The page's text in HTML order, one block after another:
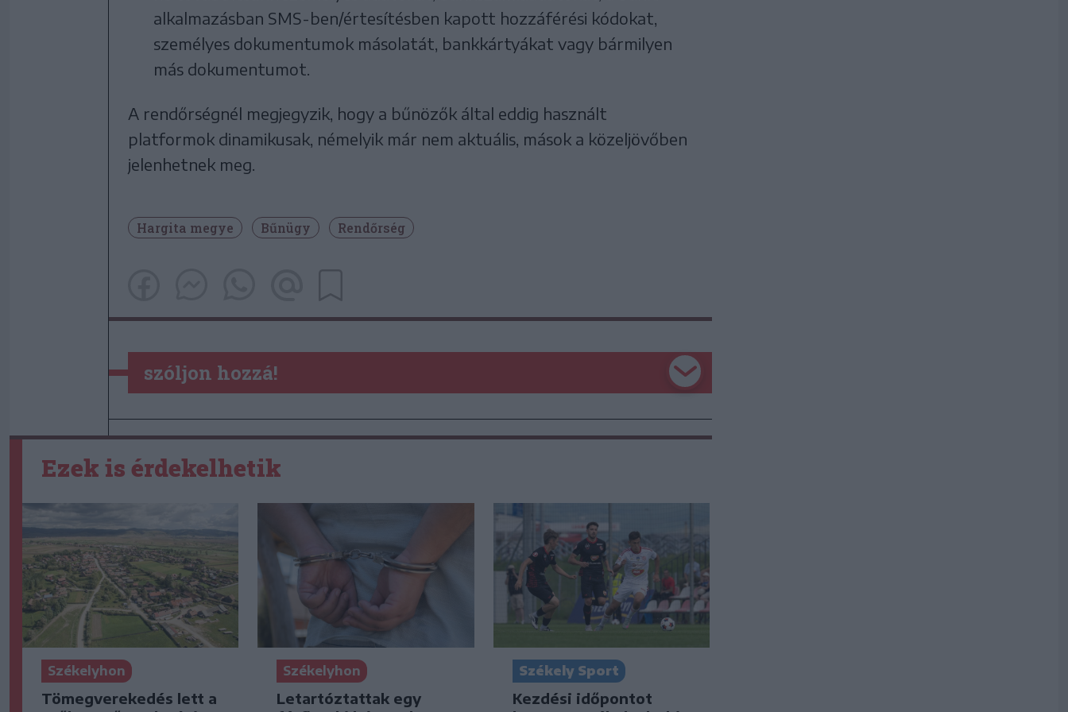
alkalmazásban SMS-ben/értesítésben kapott hozzáférési kódokat,
személyes dokumentumok másolatát, bankkártyákat vagy bármilyen
más dokumentumot.
A rendőrségnél megjegyzik, hogy a bűnözők által eddig használt
platformok dinamikusak, némelyik már nem aktuális, mások a közeljövőben
jelenhetnek meg.
Hargita megye Bűnügy Rendőrség
szóljon hozzá!
Ezek is érdekelhetik
Székelyhon
Tömegverekedés lett a
Székelyhon
Letartóztattak egy
Székely Sport
Kezdési időpontot